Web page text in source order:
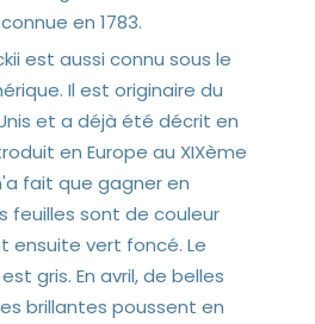
en 1783.
est aussi connu sous le
Il est originaire du
et a déjà été décrit en
en Europe au XIXème
fait que gagner en
feuilles sont de couleur
ensuite vert foncé. Le
gris. En avril, de belles
brillantes poussent en